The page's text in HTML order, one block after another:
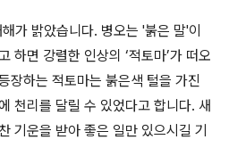
밝았습니다. 병오는 '붉은 말'이
하면 강렬한 인상의 ‘적토마’가 떠오
장하는 적토마는 붉은색 털을 가진
천리를 달릴 수 있었다고 합니다. 새
기운을 받아 좋은 일만 있으시길 기